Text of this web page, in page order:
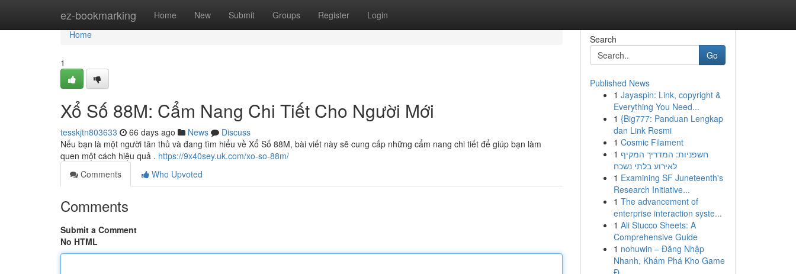
ez-bookmarking Home New Submit Groups Register Login
Home
Home
1
Xổ Số 88M: Cẩm Nang Chi Tiết Cho Người Mới
tesskjtn803633 66 days ago News
Discuss
Nếu bạn là một người tân thủ và đang tìm hiểu về Xổ Số 88M, bài viết này sẽ cung cấp những cẩm nang chi tiết để giúp bạn làm
quen một cách hiệu quả . https://9x40sey.uk.com/xo-so-88m/
Comments
Who Upvoted
Comments
Submit a Comment
No HTML
Search
Go
Published News
1 Jayaspin: Link, copyright &
Everything You Need...
1 {Big777: Panduan Lengkap
dan Link Resmi
1 Cosmic Filament
1 חשפניות: המדריך המקיף
לאירוע בלתי נשכח
1 Examining SF Juneteenth's
Research Initiative...
1 The advancement of
enterprise interaction syste...
1 Ali Stucco Sheets: A
Comprehensive Guide
1 nohuwin – Đăng Nhập
Nhanh, Khám Phá Kho Game